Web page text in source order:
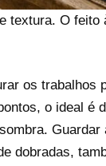
textura. O feito
os trabalhos
o ideal é
dobradas,